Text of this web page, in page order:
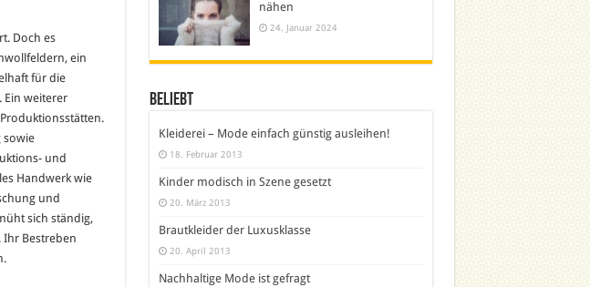
Doch es
ein
für die
Ein weiterer
sowie
und
Handwerk wie
und
sich ständig,
Bestreben
nähen
24. Januar 2024
Beliebt
Kleiderei – Mode einfach günstig ausleihen!
18. Februar 2013
Kinder modisch in Szene gesetzt
20. März 2013
Brautkleider der Luxusklasse
20. April 2013
Nachhaltige Mode ist gefragt